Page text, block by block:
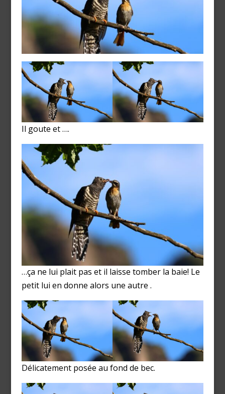
Il goute et ….
…ça ne lui plait pas et il laisse tomber la baie! Le
petit lui en donne alors une autre .
Délicatement posée au fond de bec.